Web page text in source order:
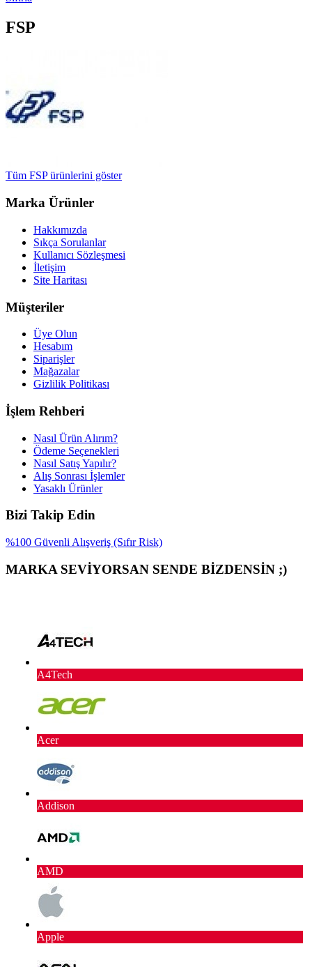
FSP
Tüm FSP ürünlerini göster
Marka Ürünler
Hakkımızda
Sıkça Sorulanlar
Kullanıcı Sözleşmesi
İletişim
Site Haritası
Müşteriler
Üye Olun
Hesabım
Siparişler
Mağazalar
Gizlilik Politikası
İşlem Rehberi
Nasıl Ürün Alırım?
Ödeme Seçenekleri
Nasıl Satış Yapılır?
Alış Sonrası İşlemler
Yasaklı Ürünler
Bizi Takip Edin
%100 Güvenli Alışveriş (Sıfır Risk)
MARKA SEVİYORSAN SENDE BİZDENSİN ;)
A4Tech
Acer
Addison
AMD
Apple